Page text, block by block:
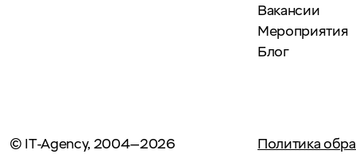
Вакансии
Мероприятия
Блог
© IT-Agency, 2004—2026 Политика